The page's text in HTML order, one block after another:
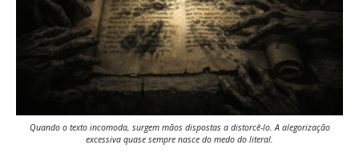
Quando o texto incomoda, surgem mãos dispostas a distorcê-lo. A alegorização
excessiva quase sempre nasce do medo do literal.